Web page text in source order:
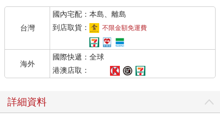
因此受害。
儘管有人表示，如果仔細觀察AI製作出來的影片和圖像，就會發
現人類的瞳孔不是正圓形，或者AI畫出來的人手形狀很奇怪等，
但這些怪異的部分，總有一天也會被修正，屆時深偽技術就更難
分辨真假了吧。
我們所居住的世界，已經不是能輕易眼見為憑的世界了。恐怕有
一天，我們自己也會因此受害，或者淪為幫凶，一同謾罵受害
者。
愛AI這類科技。科技對人類而言，永遠都是雙刃劍，用得好能讓
我們的生活更方便，帶來幸福，濫用則會帶來危害。科技本身並
台灣
國內宅配：本島、離島
到店取貨：
不限金額免運費
海外
國際快遞：全球
港澳店取：
詳細資料